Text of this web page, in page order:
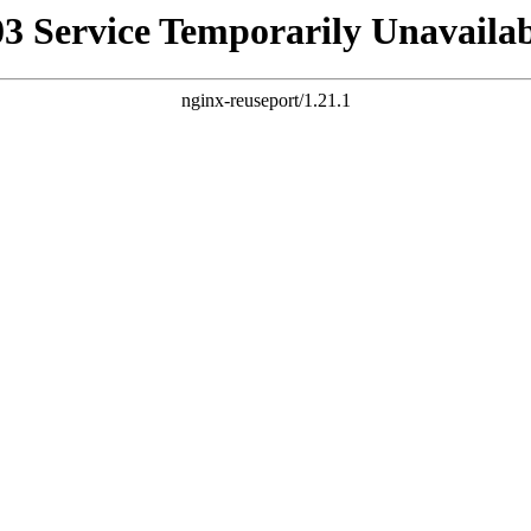
Service Temporarily
nginx-reuseport/1.21.1